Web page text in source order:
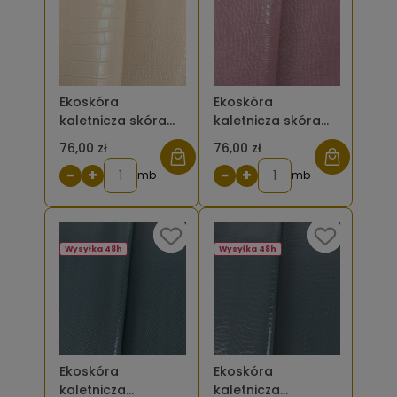
Ekoskóra
kaletnicza skóra
krokodyla mała -
kolor beżowy
76,00 zł
− + mb
Ekoskóra
kaletnicza skóra
krokodyla mała -
kolor różowy
brudny ciemny
76,00 zł
− + mb
Ekoskóra
kaletnicza
Wysyłka 48h
Ekoskóra
kaletnicza
Wysyłka 48h